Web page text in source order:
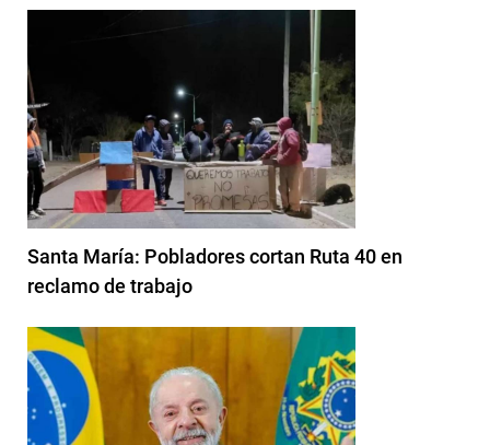
Santa María: Pobladores cortan Ruta 40 en
reclamo de trabajo